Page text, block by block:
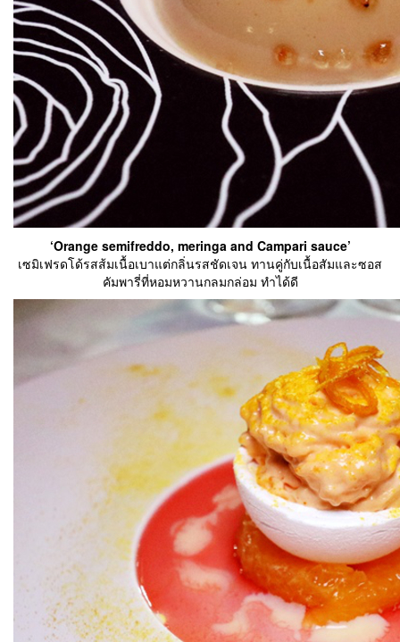
‘Orange semifreddo, meringa and Campari sauce’
เซมิเฟรดโด้รสส้มเนื้อเบาแต่กลิ่นรสชัดเจน ทานคู่กับเนื้อสัมและซอส
คัมพารี่ที่หอมหวานกลมกล่อม ทำได้ดี